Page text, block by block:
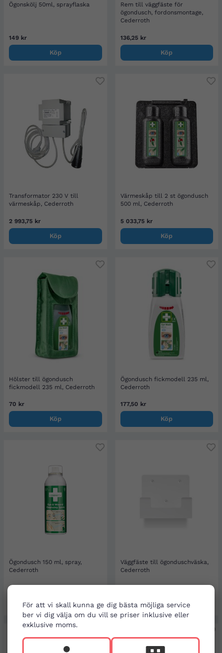
För att vi skall kunna ge dig bästa möjliga service
ber vi dig välja om du vill se priser inklusive eller
exklusive moms.
Ögonskölj 50ml, sprayflaska
149 kr
Köp
Rem till väggfäste för
ögondusch, fordonsmontage,
Cederroth
136,25 kr
Köp
Transformator 230 V till
värmeskåp, Cederroth
2 993,75 kr
Köp
Värmeskåp till 2 st ögondusch
500 ml, Cederroth
5 033,75 kr
Köp
Hölster till ögondusch
fickmodell 235 ml, Cederroth
70 kr
Köp
Ögondusch fickmodell 235 ml,
Cederroth
177,50 kr
Köp
Ögondusch 150 ml, spray,
Cederroth
151,25 kr
Köp
Väggfäste till ögonduschväska,
Cederroth
Köp